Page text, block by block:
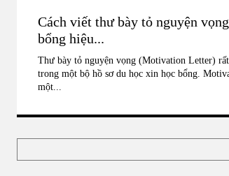
Cách viết thư bày tỏ nguyện
bổng hiệu...
Thư bày tỏ nguyện vọng (Motivation Letter)
trong một bộ hồ sơ du học xin học bổng.
một...